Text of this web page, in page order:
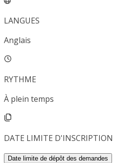
LANGUES
Anglais
RYTHME
À plein temps
DATE LIMITE D'INSCRIPTION
Date limite de dépôt des demandes